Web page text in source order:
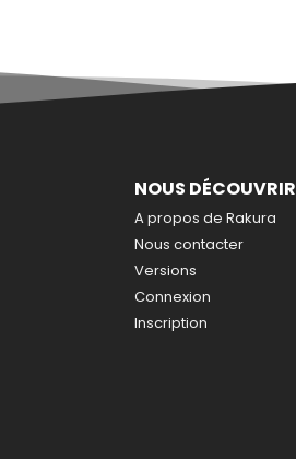
NOUS DÉCOUVRIR
A propos de Rakura
Nous contacter
Versions
Connexion
Inscription